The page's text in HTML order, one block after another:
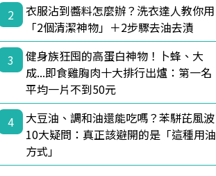
2
衣服沾到醬料怎麼辦？洗衣達人教你用
「2個清潔神物」＋2步驟去油去漬
3
健身族狂囤的高蛋白神物！卜蜂、大
成...即食雞胸肉十大排行出爐：第一名
平均一片不到50元
4
大豆油、調和油還能吃嗎？苯駢芘風波
10大疑問：真正該避開的是「這種用油
方式」